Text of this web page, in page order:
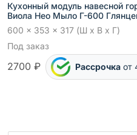
Кухонный модуль навесной
Виола Нео Мыло Г-600
600 x 353 x 317 (Ш x В x Г)
Под заказ
2700 ₽ Рассрочка от